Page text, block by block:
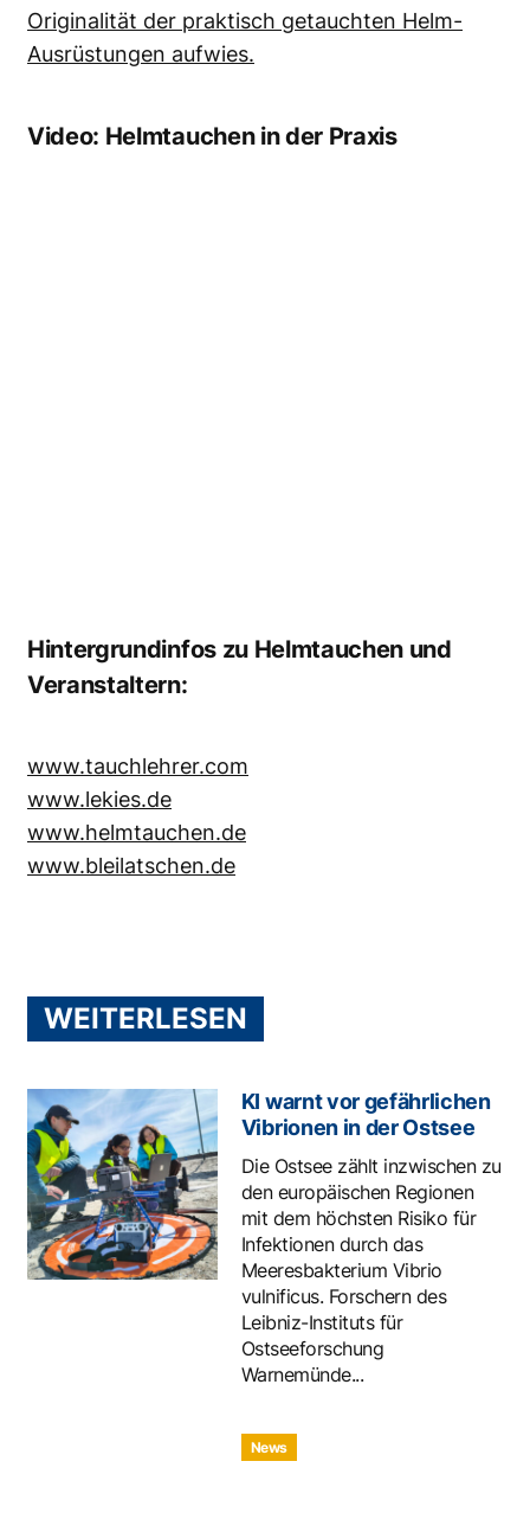
Originalität der praktisch getauchten Helm-
Ausrüstungen aufwies.
Video: Helmtauchen in der Praxis
Hintergrundinfos zu Helmtauchen und
Veranstaltern:
www.tauchlehrer.com
www.lekies.de
www.helmtauchen.de
www.bleilatschen.de
WEITERLESEN
KI warnt vor gefährlichen
Vibrionen in der Ostsee
Die Ostsee zählt inzwischen zu
den europäischen Regionen
mit dem höchsten Risiko für
Infektionen durch das
Meeresbakterium Vibrio
vulnificus. Forschern des
Leibniz-Instituts für
Ostseeforschung
Warnemünde...
News